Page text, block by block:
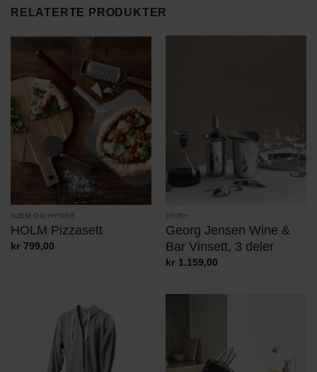
RELATERTE PRODUKTER
HJEM OG HYGGE
HOLM Pizzasett
kr 799,00
1000+
Georg Jensen Wine &
Bar Vinsett, 3 deler
kr 1.159,00